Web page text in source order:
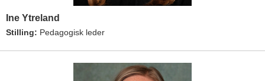
Ine Ytreland
Stilling: Pedagogisk leder